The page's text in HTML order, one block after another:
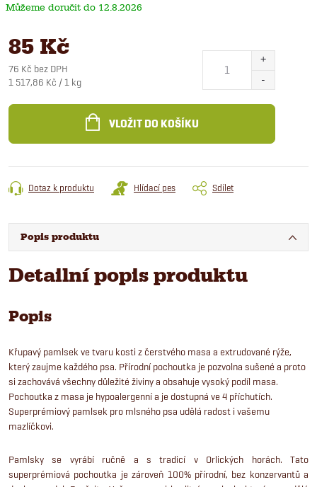
12.8.2026
85 Kč
76 Kč bez DPH
Měrná
1 517,86 Kč / 1 kg
VLOŽIT DO KOŠÍKU
Dotaz k produktu Hlídací pes Sdílet
Popis produktu
Detailní popis produktu
Popis
Křupavý pamlsek ve tvaru kosti z čerstvého masa a extrudované rýže,
který zaujme každého psa. Přírodní pochoutka je pozvolna sušené a proto
si zachovává všechny důležité živiny a obsahuje vysoký podíl masa.
Pochoutka z masa je hypoalergenní a je dostupná ve 4 příchutích.
Superprémiový pamlsek pro mlsného psa udělá radost i vašemu
mazlíčkovi.
Pamlsky se vyrábí ručně a s tradicí v Orlických horách. Tato
superprémiová pochoutka je zároveň 100% přírodní, bez konzervantů a